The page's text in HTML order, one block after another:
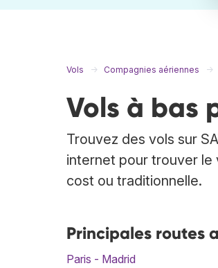
Vols Compagnies aériennes
Vols à bas
Trouvez des vols sur
internet pour trouver le
cost ou traditionnelle.
Principales routes
Paris - Madrid